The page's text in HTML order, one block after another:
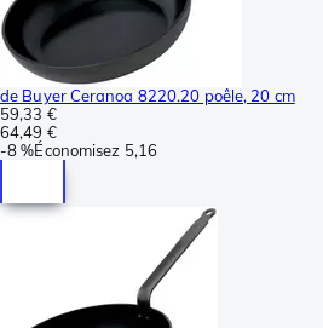
de Buyer Ceranoa 8220.20 poêle, 20 cm
59,33 €
64,49 €
-8 %Économisez 5,16